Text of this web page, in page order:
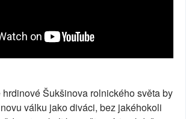
Šukšinova rolnického světa by
válku jako diváci, bez jakéhokoli